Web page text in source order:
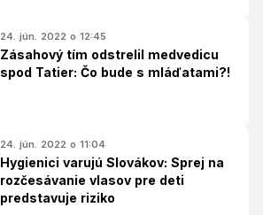
24. jún. 2022 o 12:45
Zásahový tím odstrelil medvedicu
spod Tatier: Čo bude s mláďatami?!
24. jún. 2022 o 11:04
Hygienici varujú Slovákov: Sprej na
rozčesávanie vlasov pre deti
predstavuje riziko